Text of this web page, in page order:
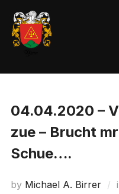
content
04.04.2020 –
zue – Brucht
Schue….
by Michael A. Birrer